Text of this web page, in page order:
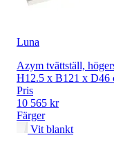
Luna
Azym tvättställ,
H12.5 x B121 x D46
Pris
10 565 kr
Färger
Vit blankt